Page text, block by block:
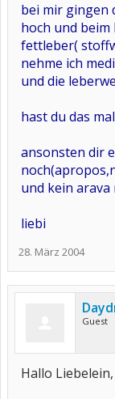
bei mir gingen
hoch und
fettleber(
nehme ich
und die
hast du das
ansonsten dir
und kein
liebi
28. März 2004
Guest
Hallo Liebelein,